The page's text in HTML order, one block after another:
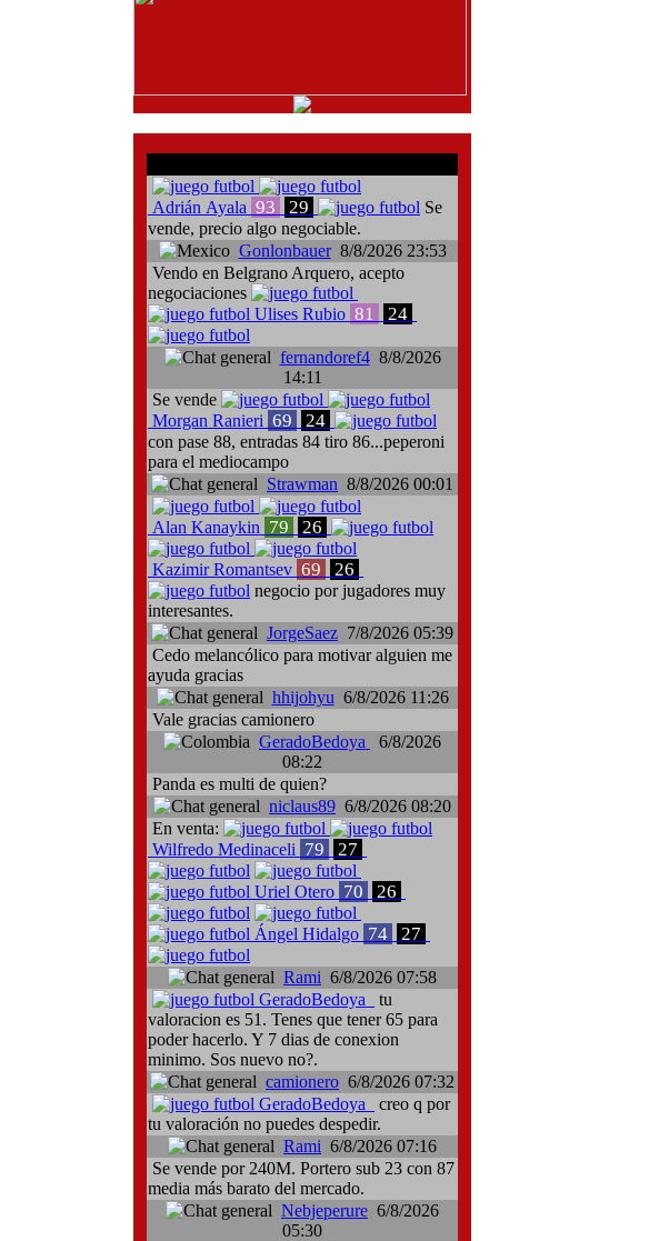
Adrián Ayala 93 29
Se
vende, precio algo negociable.
Gonlonbauer8/8/2026 23:53
Vendo en Belgrano Arquero, acepto
negociaciones
Ulises Rubio 81 24
fernandoref48/8/2026
14:11
Se vende
Morgan Ranieri 69 24
con pase 88, entradas 84 tiro 86...peperoni
para el mediocampo
Strawman 8/8/2026 00:01
Alan Kanaykin 79 26
Kazimir Romantsev 69 26
negocio por jugadores muy
interesantes.
JorgeSaez 7/8/2026 05:39
Cedo melancólico para motivar alguien me
ayuda gracias
hhijohyu 6/8/2026 11:26
Vale gracias camionero
GeradoBedoya
6/8/2026
08:22
Panda es multi de quien?
niclaus89 6/8/2026 08:20
En venta:
Wilfredo Medinaceli 79 27
Uriel Otero 70 26
Ángel Hidalgo 74 27
Rami 6/8/2026 07:58
GeradoBedoya
tu
valoracion es 51. Tenes que tener 65 para
poder hacerlo. Y 7 dias de conexion
minimo. Sos nuevo no?.
camionero 6/8/2026 07:32
GeradoBedoya
creo q por
tu valoración no puedes despedir.
Rami 6/8/2026 07:16
Se vende por 240M. Portero sub 23 con 87
media más barato del mercado.
Nebjeperure 6/8/2026
05:30